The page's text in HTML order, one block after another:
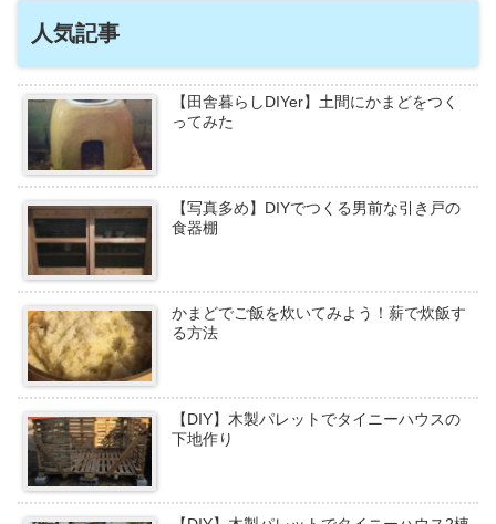
人気記事
【田舎暮らしDIYer】土間にかまどをつく
ってみた
【写真多め】DIYでつくる男前な引き戸の
食器棚
かまどでご飯を炊いてみよう！薪で炊飯す
る方法
【DIY】木製パレットでタイニーハウスの
下地作り